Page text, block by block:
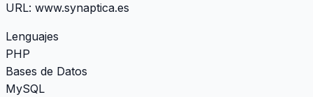
URL: www.synaptica.es
Lenguajes
PHP
Bases de Datos
MySQL